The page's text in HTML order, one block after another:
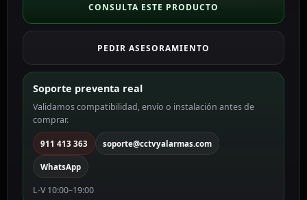
para
Akuvox
AK-
BR-
S535-
MODULE
cantidad
CONSULTA ESTE PRODUCTO
PEDIR ASESORAMIENTO
Soporte preventa real
Validamos compatibilidad, envío o instalación antes de
comprar.
911 413 363 soporte@cctvyalarmas.com
WhatsApp
L-V 10:00–19:00